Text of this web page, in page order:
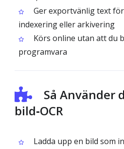
Ger exportvänlig text
indexering eller arkivering
Körs online utan att du
programvara
Så Använder
bild‑OCR
Ladda upp en bild som